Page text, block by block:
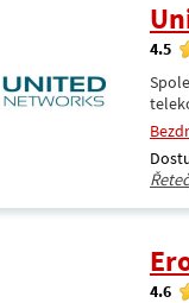
4.5
Řeteč
4.6